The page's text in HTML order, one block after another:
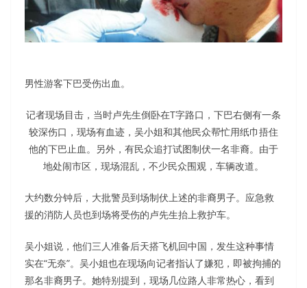
男性游客下巴受伤出血。
记者现场目击，当时卢先生倒卧在T字路口，下巴右侧有一条
较深伤口，现场有血迹，吴小姐和其他民众帮忙用纸巾捂住
他的下巴止血。另外，有民众追打试图制伏一名非裔。由于
地处闹市区，现场混乱，不少民众围观，车辆改道。
大约数分钟后，大批警员到场制伏上述的非裔男子。应急救
援的消防人员也到场将受伤的卢先生抬上救护车。
吴小姐说，他们三人准备后天搭飞机回中国，发生这种事情
实在“无奈”。吴小姐也在现场向记者指认了嫌犯，即被拘捕的
那名非裔男子。她特别提到，现场几位路人非常热心，看到